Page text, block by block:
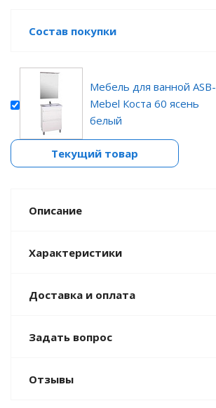
Состав покупки
Мебель для ванной ASB-
Mebel Коста 60 ясень
белый
Текущий товар
Описание
Характеристики
Доставка и оплата
Задать вопрос
Отзывы